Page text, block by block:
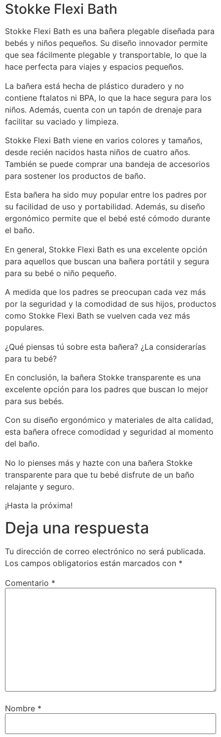
Stokke Flexi Bath
Stokke Flexi Bath es una bañera plegable diseñada para
bebés y niños pequeños. Su diseño innovador permite
que sea fácilmente plegable y transportable, lo que la
hace perfecta para viajes y espacios pequeños.
La bañera está hecha de plástico duradero y no
contiene ftalatos ni BPA, lo que la hace segura para los
niños. Además, cuenta con un tapón de drenaje para
facilitar su vaciado y limpieza.
Stokke Flexi Bath viene en varios colores y tamaños,
desde recién nacidos hasta niños de cuatro años.
También se puede comprar una bandeja de accesorios
para sostener los productos de baño.
Esta bañera ha sido muy popular entre los padres por
su facilidad de uso y portabilidad. Además, su diseño
ergonómico permite que el bebé esté cómodo durante
el baño.
En general, Stokke Flexi Bath es una excelente opción
para aquellos que buscan una bañera portátil y segura
para su bebé o niño pequeño.
A medida que los padres se preocupan cada vez más
por la seguridad y la comodidad de sus hijos, productos
como Stokke Flexi Bath se vuelven cada vez más
populares.
¿Qué piensas tú sobre esta bañera? ¿La considerarías
para tu bebé?
En conclusión, la bañera Stokke transparente es una
excelente opción para los padres que buscan lo mejor
para sus bebés.
Con su diseño ergonómico y materiales de alta calidad,
esta bañera ofrece comodidad y seguridad al momento
del baño.
No lo pienses más y hazte con una bañera Stokke
transparente para que tu bebé disfrute de un baño
relajante y seguro.
¡Hasta la próxima!
Deja una respuesta
Tu dirección de correo electrónico no será publicada.
Los campos obligatorios están marcados con *
Comentario *
Nombre *